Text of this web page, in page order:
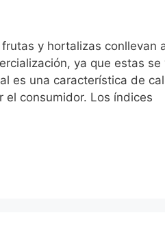
y hortalizas conllevan
ya que estas se
es una característica de
el consumidor. Los índices